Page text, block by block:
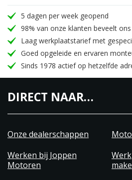
5 dagen per week geopend
98% van onze klanten beveelt
Laag werkplaatstarief met
Goed opgeleide en ervaren
Sinds 1978 actief op hetzelfde
DIRECT NAAR…
Onze dealerschappen
Werken bij Joppen
Motoren